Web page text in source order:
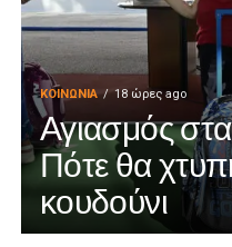
ΚΟΙΝΩΝΊΑ 18 ώρες ago
Αγιασμός
Πότε θα
κουδούνι